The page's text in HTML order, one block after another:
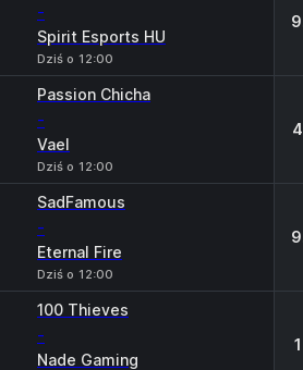
-
Spirit Esports HU
Dziś o 12:00
Passion Chicha
-
Vael
Dziś o 12:00
SadFamous
-
Eternal Fire
Dziś o 12:00
100 Thieves
-
Nade Gaming